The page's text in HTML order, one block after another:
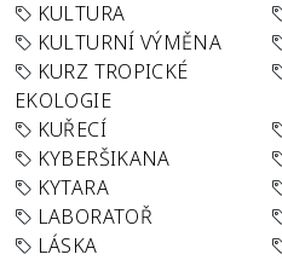
KULTURA
KULTURNÍ VÝMĚNA
KURZ TROPICKÉ
EKOLOGIE
KUŘECÍ
KYBERŠIKANA
KYTARA
LABORATOŘ
LÁSKA